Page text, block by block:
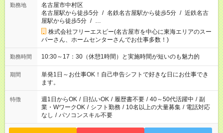
勤務地
名古屋市中村区
名古屋駅から徒歩5分 / 名鉄名古屋駅から徒歩5分 / 近鉄名古
屋駅から徒歩5分 / …
株式会社フリーエスピー(名古屋市を中心に東海エリアのスー
パーさん、ホームセンターさんでお仕事多数！)
勤務時間 10:30～17：30（休憩1時間）と実施時間が短いのも魅力的
期間
単発1日～お仕事OK！自己申告シフトで好きな日にお仕事でき
ます。
特徴 週1日からOK / 日払いOK / 履歴書不要 / 40～50代活躍中 / 副
業・WワークOK / シフト勤務 / 10名以上の大量募集 / 電話対応
なし / パソコンスキル不要